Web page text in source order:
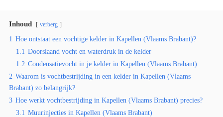
Inhoud verberg
1 Hoe ontstaat een vochtige kelder in Kapellen (Vlaams Brabant)?
1.1 Doorslaand vocht en waterdruk in de kelder
1.2 Condensatievocht in je kelder in Kapellen (Vlaams Brabant)
2 Waarom is vochtbestrijding in een kelder in Kapellen (Vlaams
Brabant) zo belangrijk?
3 Hoe werkt vochtbestrijding in Kapellen (Vlaams Brabant) precies?
3.1 Muurinjecties in Kapellen (Vlaams Brabant)